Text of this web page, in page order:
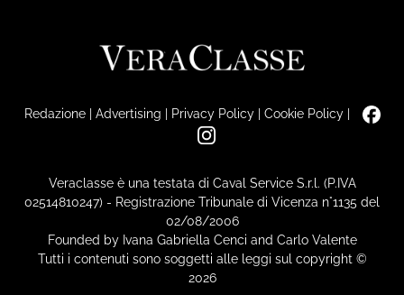
Redazione| Advertising | Privacy Policy| Cookie Policy|
Veraclasse è una testata di Caval Service S.r.l. (P.IVA
02514810247) - Registrazione Tribunale di Vicenza n°1135 del
02/08/2006
Founded by Ivana Gabriella Cenci and Carlo Valente
Tutti i contenuti sono soggetti alle leggi sul copyright ©
2026